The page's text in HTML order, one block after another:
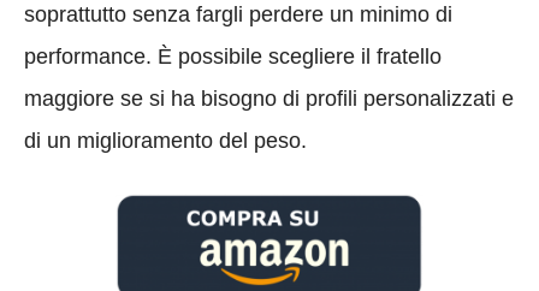
soprattutto senza fargli perdere un minimo di
performance. È possibile scegliere il fratello
maggiore se si ha bisogno di profili personalizzati e
di un miglioramento del peso.